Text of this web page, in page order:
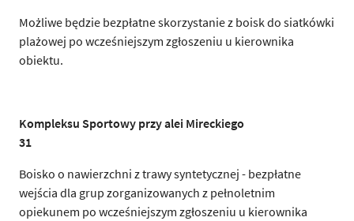
Możliwe będzie bezpłatne skorzystanie z boisk do siatkówki
plażowej po wcześniejszym zgłoszeniu u kierownika
obiektu.
Kompleksu Sportowy przy alei Mireckiego
31
Boisko o nawierzchni z trawy syntetycznej - bezpłatne
wejścia dla grup zorganizowanych z pełnoletnim
opiekunem po wcześniejszym zgłoszeniu u kierownika